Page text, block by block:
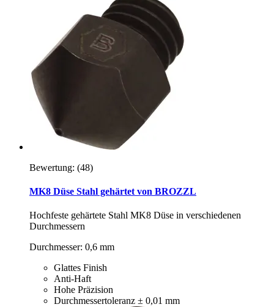
Bewertung: (48)
MK8 Düse Stahl gehärtet von BROZZL
Hochfeste gehärtete Stahl MK8 Düse in verschiedenen
Durchmessern
Durchmesser: 0,6 mm
Glattes Finish
Anti-Haft
Hohe Präzision
Durchmessertoleranz ± 0,01 mm